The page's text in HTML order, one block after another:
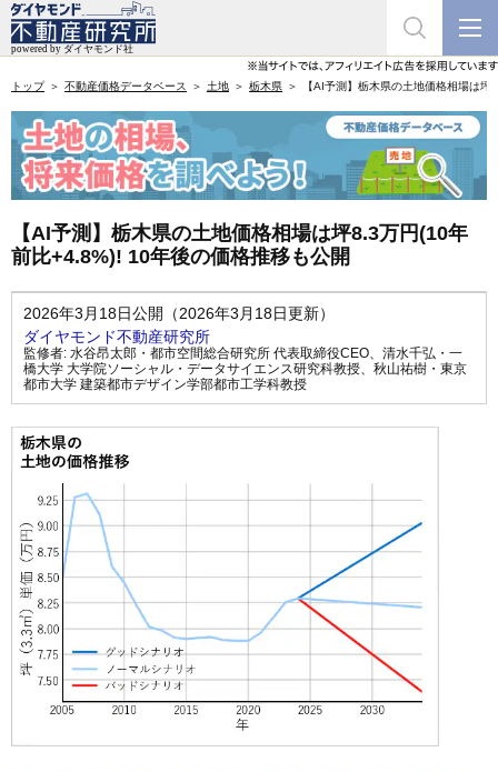
トップ 不動産価格データベース 土地 栃木県 【AI予測】栃木県の土地価格相場は
【AI予測】栃木県の土地価格相場は坪8.3万円(10年
前比+4.8%)! 10年後の価格推移も公開
2026年3月18日公開（2026年3月18日更新）
ダイヤモンド不動産研究所
監修者: 水谷昂太郎・都市空間総合研究所 代表取締役CEO、 清水千弘・一
橋大学 大学院ソーシャル・データサイエンス研究科教授、 秋山祐樹・東京
都市大学 建築都市デザイン学部都市工学科教授